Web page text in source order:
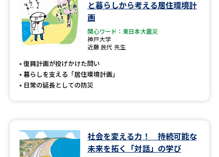
特定商取引表記
訂正のご案内
と暮らしから考える居住環境計
画
関心ワード：東日本大震災
神戸大学
近藤 民代 先生
復興計画が投げかけた問い
暮らしを支える「居住環境計画」
日常の延長としての防災
社会を変える力！ 持続可能な
未来を拓く「対話」の学び